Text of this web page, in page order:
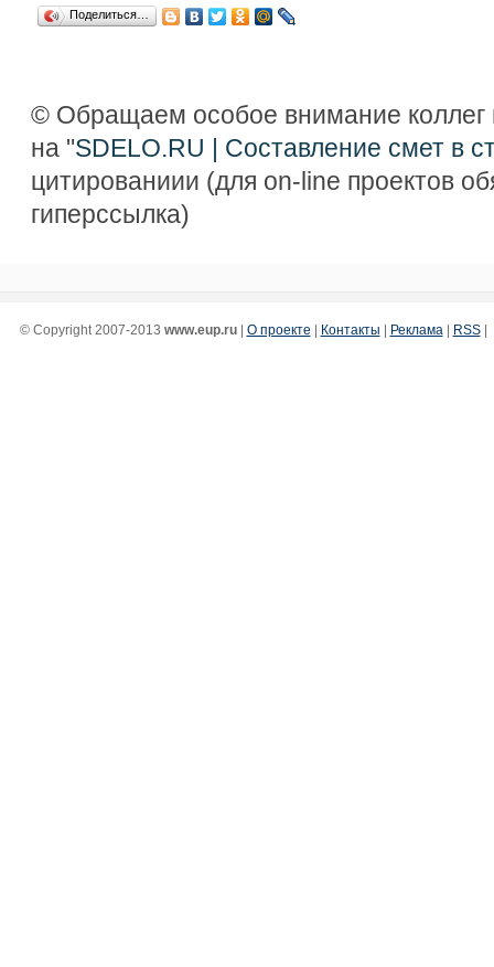
Поделиться…
© Обращаем особое внимание коллег
на "SDELO.RU | Составление смет в
цитированиии (для on-line проектов
гиперссылка)
© Copyright 2007-2013 www.eup.ru| О проекте | Контакты | Реклама | RSS|